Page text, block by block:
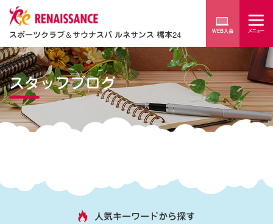
スポーツクラブ＆サウナスパ ルネサンス 橋本24
スタッフブログ
人気キーワードから探す